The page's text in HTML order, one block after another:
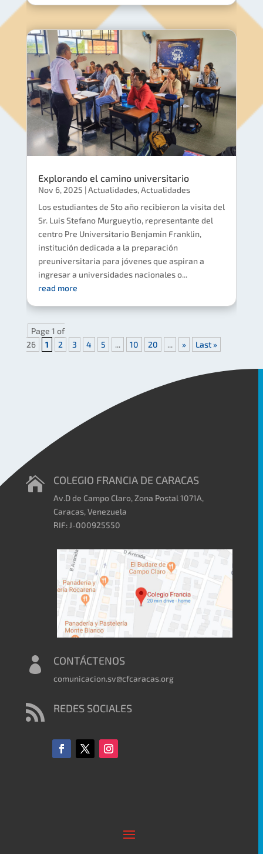
Explorando el camino universitario
Nov 6, 2025 |Actualidades,Actualidades
Los estudiantes de 5to año recibieron la visita del
Sr. Luis Stefano Murgueytio, representante del
centro Pre Universitario Benjamin Franklin,
institución dedicada a la preparación
preuniversitaria para jóvenes que aspiran a
ingresar a universidades nacionales o...
read more
Page 1 of
26
1 2 3 4 5 ... 10 20 ... » Last »
 COLEGIO FRANCIA DE CARACAS
Av.D de Campo Claro, Zona Postal 1071A,
Caracas, Venezuela
RIF: J-000925550
 CONTÁCTENOS
comunicacion.sv@cfcaracas.org
 REDES SOCIALES